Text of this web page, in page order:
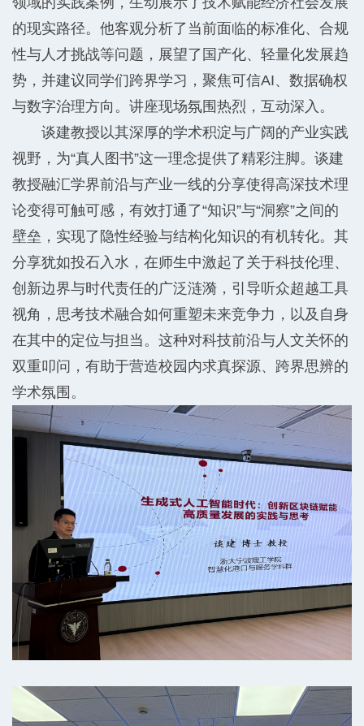
的现实路径。他客观分析了当前面临的标准化、合规
性与人才挑战等问题，展望了国产化、轻量化发展趋
势，并建议同学们跨界学习，聚焦可信AI、数据确权
与数字治理方向。讲座现场氛围热烈，互动深入。
谈建教授以其深厚的学术积淀与广阔的产业实践
视野，为“真人图书”这一理念提供了精彩注脚。谈建
教授融汇学界前沿与产业一线的分享使得高深技术理
论变得可触可感，有效打通了“知识”与“洞察”之间的
壁垒，实现了隐性经验与结构化知识的有机转化。其
分享犹如投石入水，在师生中激起了关于科技伦理、
创新边界与时代责任的广泛涟漪，引导听众超越工具
视角，思考技术融合如何重塑未来竞争力，以及自身
在其中的定位与担当。这种对科技前沿与人文关怀的
双重叩问，有助于营造校园内求真探源、跨界思辨的
学术氛围。